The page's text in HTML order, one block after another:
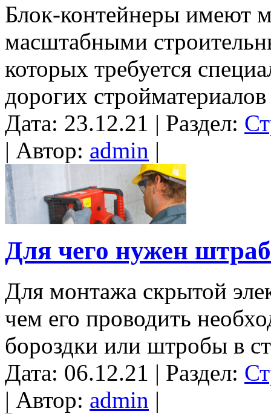
Блок-контейнеры имеют
масштабными
которых требуется
дорогих
Дата: 23.12.21 | Раздел:
| Автор: admin |
Для чего нужен
Для монтажа скрытой
чем его проводить
бороздки или штробы в
Дата: 06.12.21 | Раздел:
| Автор: admin |